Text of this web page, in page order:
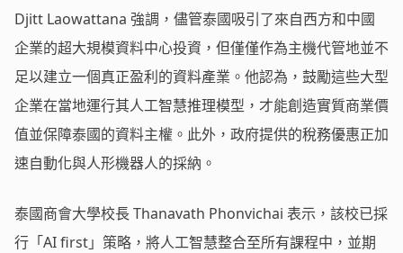
Djitt Laowattana 強調，儘管泰國吸引了來自西方和中國
企業的超大規模資料中心投資，但僅僅作為主機代管地並不
足以建立一個真正盈利的資料產業。他認為，鼓勵這些大型
企業在當地運行其人工智慧推理模型，才能創造實質商業價
值並保障泰國的資料主權。此外，政府提供的稅務優惠正加
速自動化與人形機器人的採納。
泰國商會大學校長 Thanavath Phonvichai 表示，該校已採
行「AI first」策略，將人工智慧整合至所有課程中，並期